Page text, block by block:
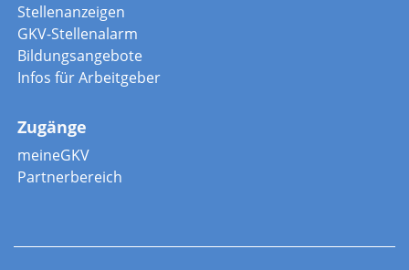
Stellenanzeigen
GKV-Stellenalarm
Bildungsangebote
Infos für Arbeitgeber
Zugänge
meineGKV
Partnerbereich